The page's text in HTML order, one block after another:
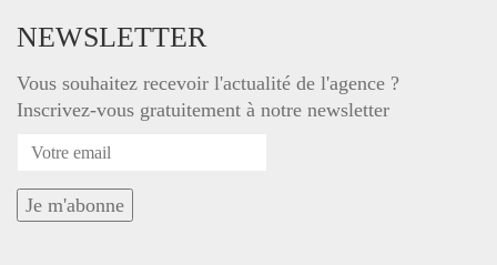
NEWSLETTER
Vous souhaitez recevoir l'actualité de l'agence ?
Inscrivez-vous gratuitement à notre newsletter